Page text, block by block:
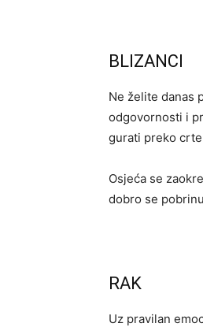
BLIZANCI
Ne želite danas
odgovornosti i
gurati preko
Osjeća se
dobro se
RAK
Uz pravilan